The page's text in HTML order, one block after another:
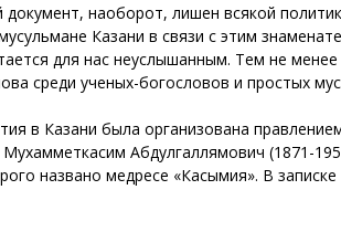
документ, наоборот, лишен всякой
Казани в связи с этим
для нас неуслышанным. Тем не
среди ученых-богословов и простых
в Казани была организована
Абдулгаллямович (1871-
названо медресе «Касымия». В